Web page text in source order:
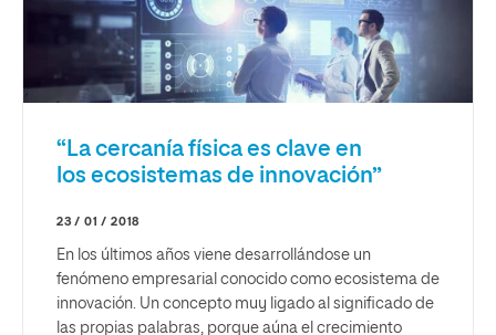
“La cercanía física es clave en
los ecosistemas de innovación”
23 / 01 / 2018
En los últimos años viene desarrollándose un
fenómeno empresarial conocido como ecosistema de
innovación. Un concepto muy ligado al significado de
las propias palabras, porque aúna el crecimiento